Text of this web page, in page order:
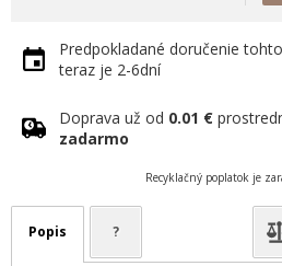
Predpokladané doručenie
teraz je 2-6dní
Doprava už od 0.01 €
zadarmo
Recyklačný poplatok je
Popis ?